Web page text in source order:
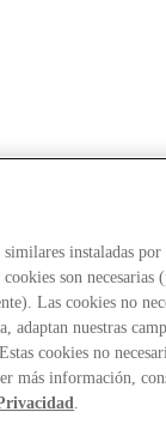
instaladas por
son necesarias
Las cookies no
adaptan nuestras
cookies no
más información,